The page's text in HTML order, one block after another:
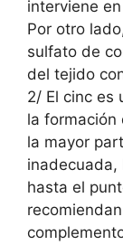
interviene
Por otro
sulfato de
del tejido
2/ El cinc es
la formación
la mayor
inadecuada,
hasta el